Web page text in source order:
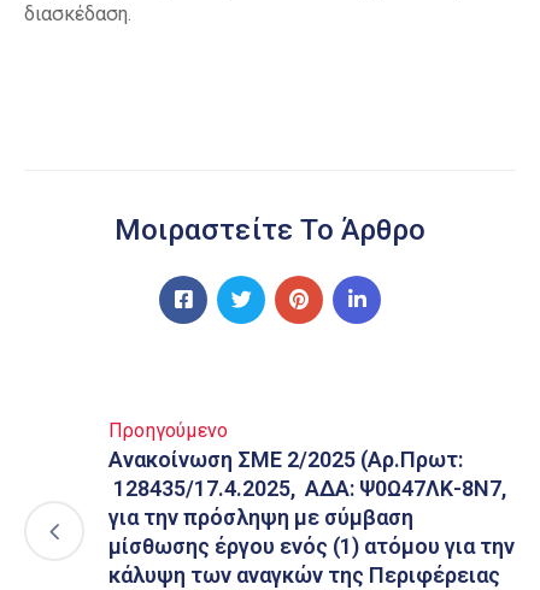
διασκέδαση.
Μοιραστείτε Το Άρθρο
Προηγούμενο
Ανακοίνωση ΣΜΕ 2/2025 (Αρ.Πρωτ:
128435/17.4.2025, ΑΔΑ: Ψ0Ω47ΛΚ-8Ν7,
για την πρόσληψη με σύμβαση
μίσθωσης έργου ενός (1) ατόμου για την
κάλυψη των αναγκών της Περιφέρειας